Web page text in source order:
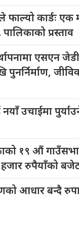
फाल्यो कार्डः
प्रस्ताव
एसएन
उचाईमा
१९ औं गाउँसभा
रुपैयाँको बजेट
आधार बन्दै